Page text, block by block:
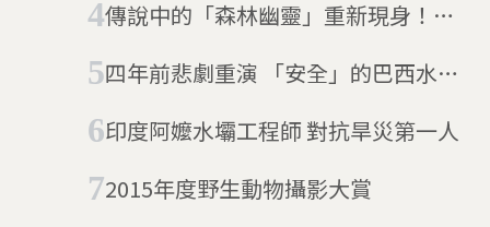
傳說中的「森林幽靈」重新現身！消
然懷抱
四年前悲劇重演 「安全」的巴西水壩
印度阿嬤水壩工程師 對抗旱災第一人
2015年度野生動物攝影大賞